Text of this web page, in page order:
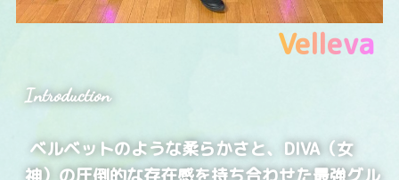
Velleva
Introduction
ベルベットのような柔らかさと、DIVA（女